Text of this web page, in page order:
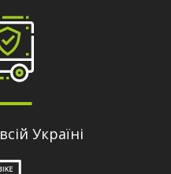
Україні